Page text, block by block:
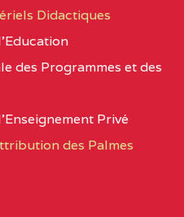
YAOUNDE
PANAFRICAIN
L'EXCELLENCE BP
PRIVE
Didactiques
des Programmes et des
Privé
des Palmes